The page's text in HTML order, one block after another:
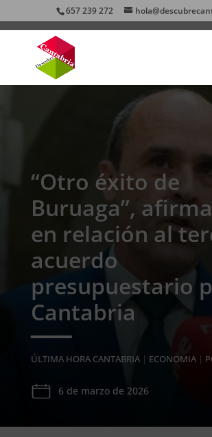
657 239 272
“Otro éxito de
Buruaga”,
en relación al
acuerdo
presupuestario
Cantabria
ÚLTIMA HORA CANTABRIA| ECONOMIA|
6 de marzo de 2026